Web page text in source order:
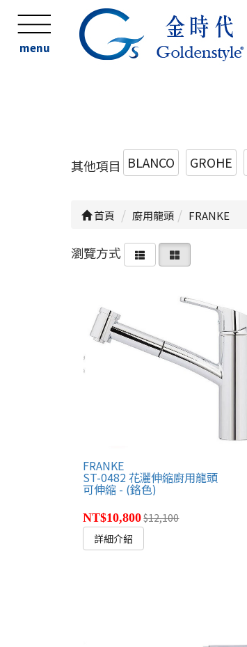
menu
其他項目 BLANCO GROHE
首頁 廚用龍頭 FRANKE
瀏覽方式
FRANKE
ST-0482 花灑伸縮廚用龍頭
可伸縮 - (鉻色)
NT$10,800$12,100
詳細介紹